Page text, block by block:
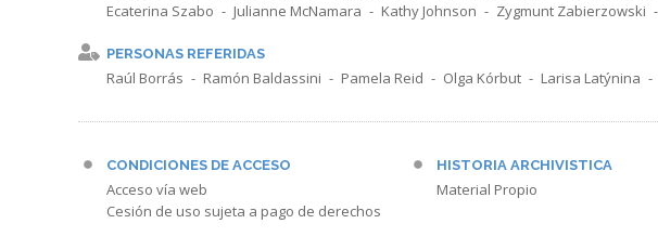
Ecaterina Szabo
Julianne McNamara Kathy Johnson Zygmunt Zabierzowski
PERSONAS REFERIDAS
Raúl Borrás Ramón Baldassini Pamela Reid Olga Kórbut Larisa Latýnina
CONDICIONES DE ACCESO
Acceso vía web
Cesión de uso sujeta a pago de derechos
HISTORIA ARCHIVISTICA
Material Propio